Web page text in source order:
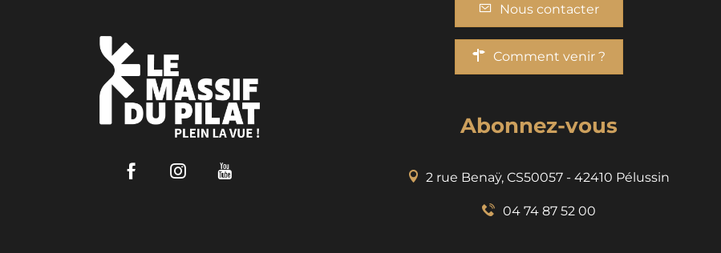
FacebookInstagram
Nous contacter
Comment venir ?
Abonnez-vous
2 rue Benaÿ, CS50057 - 42410 Pélussin
04 74 87 52 00